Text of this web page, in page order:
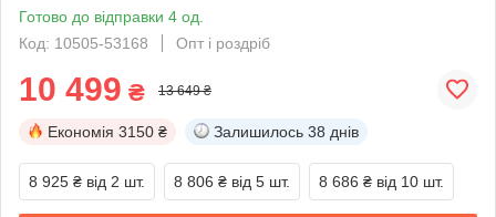
Готово до відправки 4 од.
Код: 10505-53168
Опт і роздріб
10 499 ₴ 13 649 ₴
Економія 3150 ₴ Залишилось 38 днів
8 925 ₴ від 2 шт. 8 806 ₴ від 5 шт. 8 686 ₴ від 10 шт.